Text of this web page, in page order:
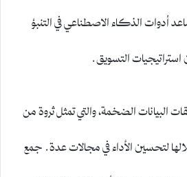
أدوات الذكاء الاصطناعي في التنبؤ
التسويق.
البيانات الضخمة، والتي تمثل ثروة من
لتحسين الأداء في مجالات عدة. جمع